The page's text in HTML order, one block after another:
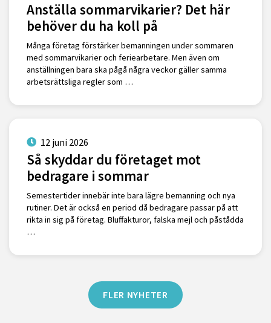
Anställa sommarvikarier? Det här
behöver du ha koll på
Många företag förstärker bemanningen under sommaren
med sommarvikarier och feriearbetare. Men även om
anställningen bara ska pågå några veckor gäller samma
arbetsrättsliga regler som …
12 juni 2026
Så skyddar du företaget mot
bedragare i sommar
Semestertider innebär inte bara lägre bemanning och nya
rutiner. Det är också en period då bedragare passar på att
rikta in sig på företag. Bluffakturor, falska mejl och påstådda
…
FLER NYHETER